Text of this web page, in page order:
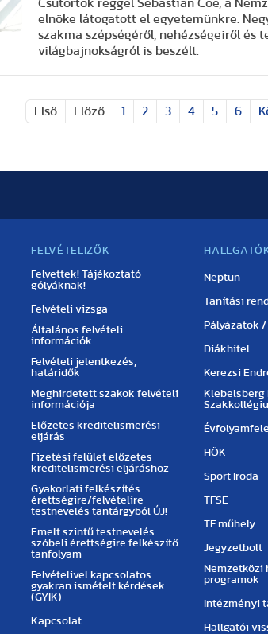
Csütörtök reggel Sebastian Coe, a
elnöke látogatott el egyetemünkre.
szakma szépségéről, nehézségeiről és
világbajnokságról is beszélt.
Első Előző 1 2 3 4 5 6
FELVÉTELIZŐK
Felvettek! Tájékoztató
gólyáknak!
Felvételi vizsga
Általános felvételi
információk
Felvételi jelentkezés,
határidők
Meghirdetett szakok felvételi
információja
Előzetes kreditelismerési
eljárás
Fizetési felület előzetes
kreditelismerési eljáráshoz
Gyakorlati felkészítés
érettségire/felvételire
testnevelés tantárgyból ÚJ!
Emelt szintű testnevelés
szóbeli érettségire felkészítő
tanfolyam
Felvételivel kapcsolatos
gyakran ismételt kérdések.
(GYIK)
Kapcsolat
Neptun
Tanítási
Pályázatok
Diákhitel
Kerezsi
Klebelsberg
HÖK
Sport Iroda
TFSE
TF műhely
Jegyzetbolt
Nemzetközi
programok
Intézményi
Hallgatói